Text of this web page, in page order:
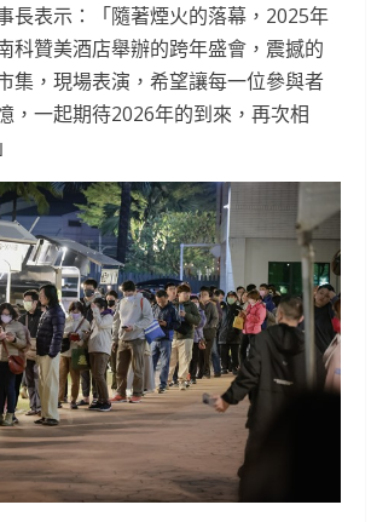
長表示：「隨著煙火的落幕，2025年
科贊美酒店舉辦的跨年盛會，震撼的
集，現場表演，希望讓每一位參與者
，一起期待2026年的到來，再次相